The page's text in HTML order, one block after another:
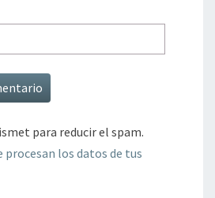
para reducir el spam.
procesan los datos de tus